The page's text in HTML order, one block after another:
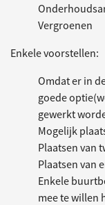
Vergroenen
Enkele voorstellen:
Omdat er in
goede
gewerkt
Mogelijk
Plaatsen van
Plaatsen van
Enkele
mee te willen